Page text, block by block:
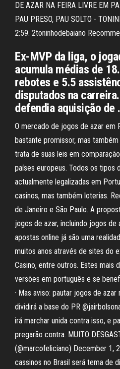
DE AZAR NA FEIRA LIVRE EM
PAU PRESO, PAU SOLTO -
2:59. 2toninhodebaiano
Ex-MVP da liga, o
acumula médias de
rebotes e 5.5
disputados na
defendia aquisição de
O mercado de jogos de azar em
bastante promissor, mas
trata de suas leis em
países europeus. Todos os tipos
actualmente legalizadas em
casinos, mas também loterias.
de Janeiro e São Paulo. A
jogos de azar, incluindo jogos de
apostas online já são uma
muitos anos através de sites do
Casino, entre outros. Estes mais
versões em português e se
· Mas aviso: pautar jogos de
dividirá a base do PR
irá marchar unida contra isso, e
pregarão contra. MUITO
(@marcofeliciano) December 1,
cassinos no Brasil será tema de